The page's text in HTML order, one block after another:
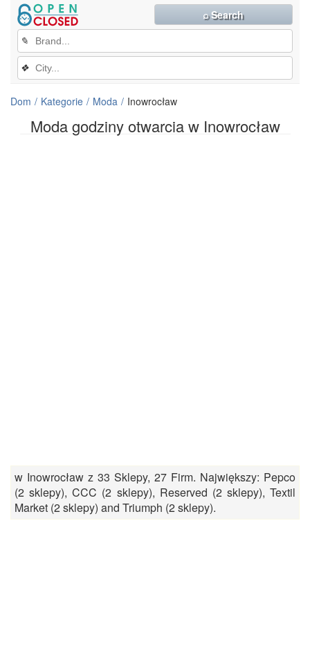
Moda godziny otwarcia w Inowrocław
✎
❖
⌕ Search
Dom Kategorie Moda Inowrocław
w Inowrocław z 33 Sklepy, 27 Firm. Największy: Pepco
(2 sklepy), CCC (2 sklepy), Reserved (2 sklepy), Textil
Market (2 sklepy) and Triumph (2 sklepy).